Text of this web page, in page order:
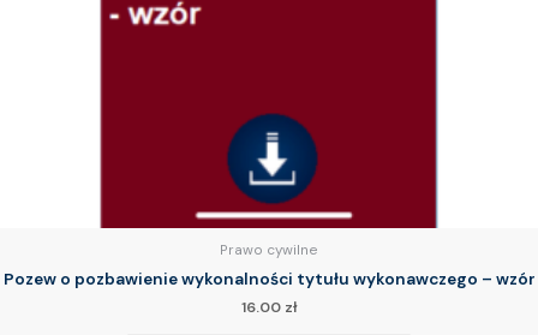
Prawo cywilne
Pozew o pozbawienie wykonalności tytułu wykonawczego – wzór
16.00 zł